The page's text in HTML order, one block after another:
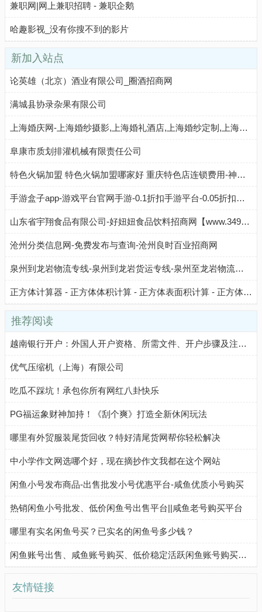
兼职网|网上兼职招聘 - 兼职企鹅
哈趣影视_没有你搜不到的影片
新加入站点
论英雄（北京）酒业有限公司_圈酒招商网
满城县协录杂果有限公司
上海婚庆网-上海婚纱摄影,上海婚礼酒店,上海婚纱定制,上海婚礼跟拍,上海婚礼策划,上海婚庆公司
阜康市质划排灌机械有限责任公司
特色火锅加盟 特色火锅加盟哪家好 重庆特色店连锁费用-神州加盟网
手游盒子app-游戏平台官网手游-0.1折扣手游平台-0.05折扣手游-Q友之家
山东省宇翔食品有限公司-好妞妞食品饮料招商网【www.3490.CN】
沧州分类信息网-免费发布与查询-沧州良时百业招商网
泉州到龙岩物流专线-泉州到龙岩货运专线-泉州至龙岩物流公司-就发物流网
正方体计算器 - 正方体体积计算 - 正方体表面积计算 - 正方体总棱长计算
推荐阅读
越南银行开户：外国人开户资格、所需文件、开户步骤及注意事项
优气压缩机（上海）有限公司
吃瓜不踩坑！承包你所有网红八卦快乐
PG福运象财神加持！《刮个爽》打造全新休闲玩法
哪里有外贸服装尾货回收？特好清尾货网帮你轻松解决
中小学作文网选哪个好，现在摘抄作文我都在这个网站
闲鱼小号发布商品-出售批发小号优惠平台-咸鱼优质小号购买
热销闲鱼小号批发、低价闲鱼号出售平台||咸鱼老号购买平台
哪里有实名闲鱼号买？已实名的闲鱼号多少钱？
闲鱼账号出售、咸鱼账号购买、低价稳定活跃闲鱼账号购买流程
友情链接